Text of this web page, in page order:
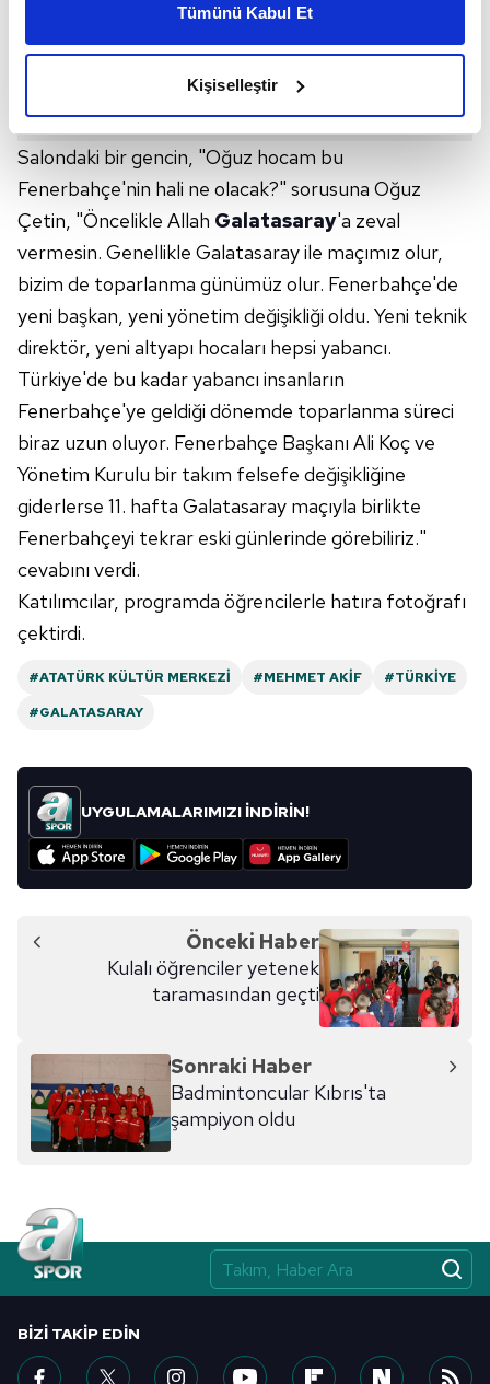
daha iyi reklam deneyimi yaşatabiliriz. Bunu yaparken
amacımızın size daha iyi bir reklam deneyimi sunmak
elimizden gelen çabayı gösterdiğimizi ve bu noktada,
kalemimiz olduğunu sizlere hatırlatmak isteriz.
Her halükârda, kullanıcılar, bu çerezlere izin vermedikleri
takdirde, kullanıcılara hedefli reklamlar
gösterilmeyecektir."
Sizlere daha iyi bir hizmet sunabilmek için İnternet
Sitemizde kendimize ve üçüncü kişilere ait çerezler
kullanılmaktadır. Bu çerezler vasıtasıyla çeşitli kişisel
verileriniz işlenmekte olup gerekli olan çerezler bilgi
toplumu hizmetlerinin sunulması amacıyla
kullanılmaktadır. Diğer çerezler, sitemizin daha işlevsel
kılınması ve kişiselleştirilmesi ve sizlere yönelik
reklam/pazarlama faaliyetlerinin yapılması, amaçlarıyla
sınırlı olarak açık rızanız dahilinde kullanılacaktır.
Çerezlere ilişkin tercihlerinizi aşağıda yer alan panel
vasıtasıyla belirleyebilirsiniz. Çerezlere ilişkin detaylı bilgi
için Ayarlar butonuna tıklayabilir,
Metnimizi
Tümünü Kabul Et
Kişiselleştir
Salondaki bir gencin, "Oğuz hocam bu
Fenerbahçe'nin hali ne olacak?" sorusuna Oğuz
Çetin, "Öncelikle Allah Galatasaray'a zeval
vermesin. Genellikle Galatasaray ile maçımız olur,
bizim de toparlanma günümüz olur. Fenerbahçe'de
yeni başkan, yeni yönetim değişikliği oldu. Yeni teknik
direktör, yeni altyapı hocaları hepsi yabancı.
Türkiye'de bu kadar yabancı insanların
Fenerbahçe'ye geldiği dönemde toparlanma süreci
biraz uzun oluyor. Fenerbahçe Başkanı Ali Koç ve
Yönetim Kurulu bir takım felsefe değişikliğine
giderlerse 11. hafta Galatasaray maçıyla birlikte
Fenerbahçeyi tekrar eski günlerinde görebiliriz."
cevabını verdi.
Katılımcılar, programda öğrencilerle hatıra fotoğrafı
çektirdi.
#ATATÜRK KÜLTÜR MERKEZI #MEHMET AKIF
#TÜRKIYE
#GALATASARAY
UYGULAMALARIMIZI İNDİRİN!
Önceki Haber
Kulalı öğrenciler yetenek
taramasından geçti
Sonraki Haber
Badmintoncular Kıbrıs'ta
şampiyon oldu
BIZI TAKIP EDIN